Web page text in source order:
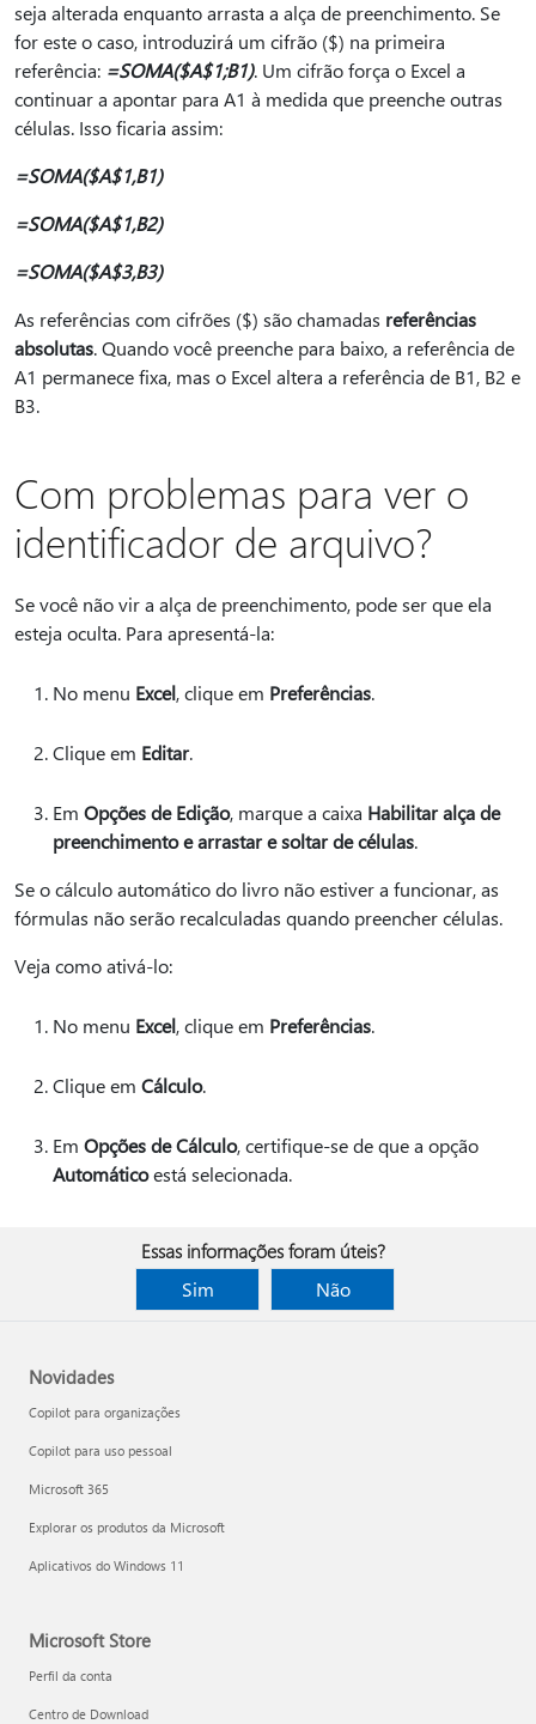
seja alterada enquanto arrasta a alça de preenchimento. Se
for este o caso, introduzirá um cifrão ($) na primeira
referência: =SOMA($A$1;B1). Um cifrão força o Excel a
continuar a apontar para A1 à medida que preenche outras
células. Isso ficaria assim:
=SOMA($A$1,B1)
=SOMA($A$1,B2)
=SOMA($A$3,B3)
As referências com cifrões ($) são chamadas referências
absolutas. Quando você preenche para baixo, a referência de
A1 permanece fixa, mas o Excel altera a referência de B1, B2 e
B3.
Com problemas para ver o
identificador de arquivo?
Se você não vir a alça de preenchimento, pode ser que ela
esteja oculta. Para apresentá-la:
No menu Excel, clique em Preferências.
Clique em Editar.
Em Opções de Edição, marque a caixa Habilitar alça de
preenchimento e arrastar e soltar de células.
Se o cálculo automático do livro não estiver a funcionar, as
fórmulas não serão recalculadas quando preencher células.
Veja como ativá-lo:
No menu Excel, clique em Preferências.
Clique em Cálculo.
Em Opções de Cálculo, certifique-se de que a opção
Automáticoestá selecionada.
Essas informações foram úteis?
Sim
Não
Novidades
Copilot para organizações
Copilot para uso pessoal
Microsoft 365
Explorar os produtos da Microsoft
Aplicativos do Windows 11
Microsoft Store
Perfil da conta
Centro de Download